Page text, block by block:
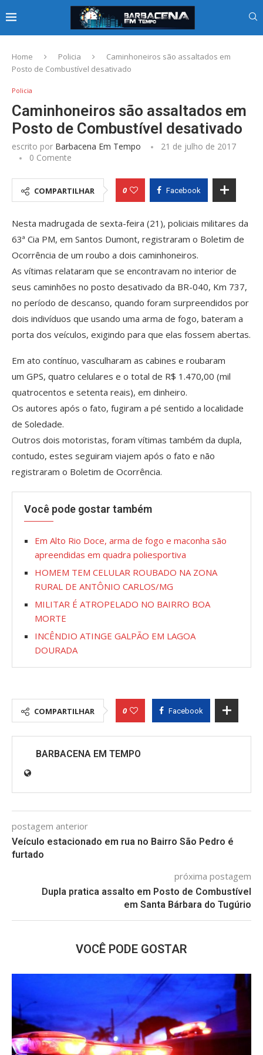
Home Policia
Caminhoneiros são assaltados em
Posto de Combustível desativado
Policia
Caminhoneiros são assaltados em
Posto de Combustível desativado
escrito por Barbacena Em Tempo
21 de julho de 2017
0 Comente
COMPARTILHAR 0 Facebook
Nesta madrugada de sexta-feira (21), policiais militares da
63ª Cia PM, em Santos Dumont, registraram o Boletim de
Ocorrência de um roubo a dois caminhoneiros.
As vítimas relataram que se encontravam no interior de
seus caminhões no posto desativado da BR-040, Km 737,
no período de descanso, quando foram surpreendidos por
dois indivíduos que usando uma arma de fogo, bateram a
porta dos veículos, exigindo para que elas fossem abertas.
Em ato contínuo, vasculharam as cabines e roubaram
um GPS, quatro celulares e o total de R$ 1.470,00 (mil
quatrocentos e setenta reais), em dinheiro.
Os autores após o fato, fugiram a pé sentido a localidade
de Soledade.
Outros dois motoristas, foram vítimas também da dupla,
contudo, estes seguiram viajem após o fato e não
registraram o Boletim de Ocorrência.
Você pode gostar também
Em Alto Rio Doce, arma de fogo e maconha são
apreendidas em quadra poliesportiva
HOMEM TEM CELULAR ROUBADO NA ZONA
RURAL DE ANTÔNIO CARLOS/MG
MILITAR É ATROPELADO NO BAIRRO BOA
MORTE
INCÊNDIO ATINGE GALPÃO EM LAGOA
DOURADA
COMPARTILHAR 0 Facebook
BARBACENA EM TEMPO
postagem anterior
Veículo estacionado em rua no Bairro São Pedro é
furtado
próxima postagem
Dupla pratica assalto em Posto de Combustível
em Santa Bárbara do Tugúrio
VOCÊ PODE GOSTAR